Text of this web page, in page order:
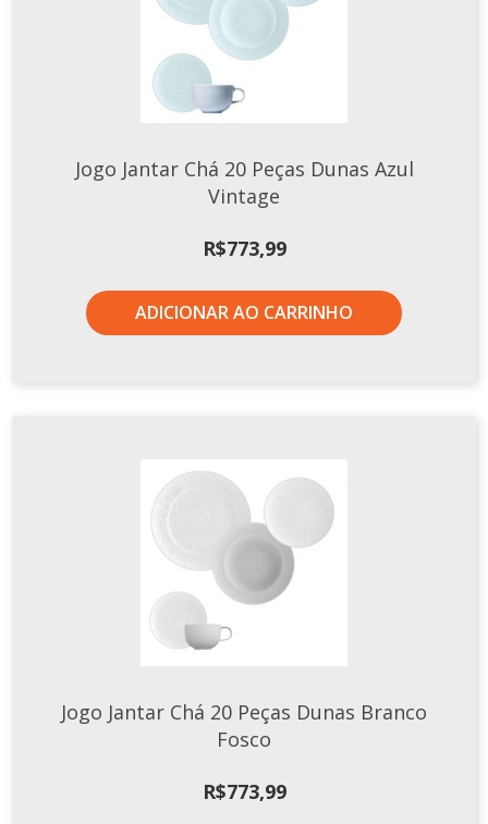
Jogo Jantar Chá 20 Peças Dunas Azul
Vintage
R$773,99
ADICIONAR AO CARRINHO
Jogo Jantar Chá 20 Peças Dunas Branco
Fosco
R$773,99